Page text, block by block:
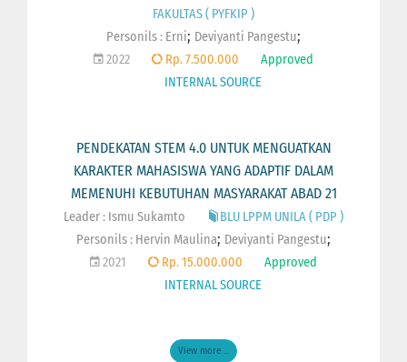
FAKULTAS ( PYFKIP )
Personils : Erni; Deviyanti Pangestu;
2022 Rp. 7.500.000
Approved
INTERNAL SOURCE
PENDEKATAN STEM 4.0 UNTUK MENGUATKAN
KARAKTER MAHASISWA YANG ADAPTIF DALAM
MEMENUHI KEBUTUHAN MASYARAKAT ABAD 21
Leader : Ismu Sukamto
BLU LPPM UNILA ( PDP )
Personils : Hervin Maulina; Deviyanti Pangestu;
2021 Rp. 15.000.000
Approved
INTERNAL SOURCE
View more ...